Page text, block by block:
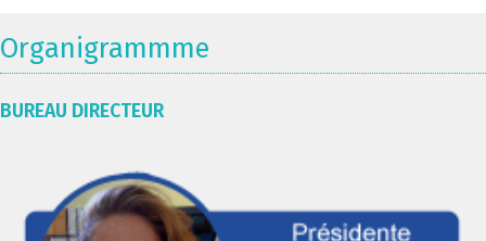
Organigrammme
BUREAU DIRECTEUR